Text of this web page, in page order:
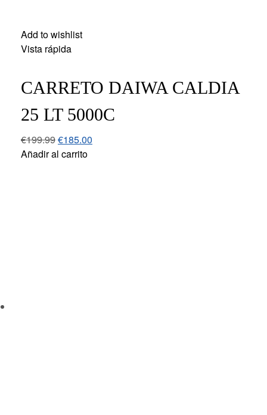
Add to wishlist
Vista rápida
CARRETO DAIWA CALDIA
25 LT 5000C
€199.99€185.00
Añadir al carrito